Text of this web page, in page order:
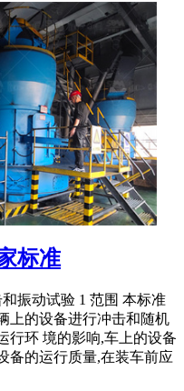
标准
振动试验 1 范围 本标准
上的设备进行冲击和随机
行环 境的影响,车上的设备
备的运行质量,在装车前应